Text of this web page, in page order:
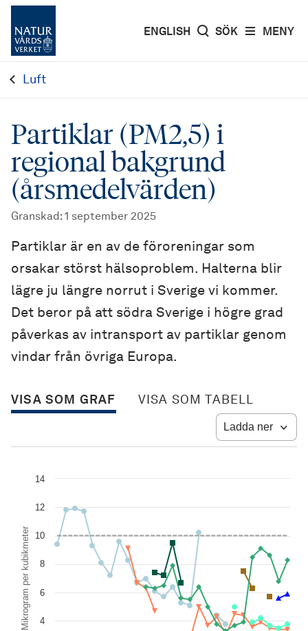
MENY
ENGLISH SÖK
Luft
Partiklar (PM2,5) i
regional bakgrund
(årsmedelvärden)
Granskad : 1 september 2025
Partiklar är en av de föroreningar som
orsakar störst hälsoproblem. Halterna blir
lägre ju längre norrut i Sverige vi kommer.
Det beror på att södra Sverige i högre grad
påverkas av intransport av partiklar genom
vindar från övriga Europa.
VISA SOM GRAF VISA SOM TABELL
Ladda ner
View as data table, Chart
The chart has 1 X axis displaying Årsmedelvärden av partiklar
The chart has 1 Y axis displaying Mikrogram per kubikmeter. Data
Mikrogram per kubikmeter 4
6
8
10
12
14